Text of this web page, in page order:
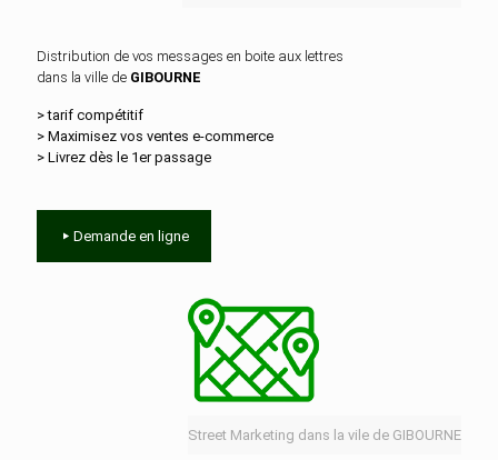
Distribution de vos messages en boite aux lettres
dans la ville de GIBOURNE
> tarif compétitif
> Maximisez vos ventes e‑commerce
> Livrez dès le 1er passage
Demande en ligne
Street Marketing dans la vile de GIBOURNE